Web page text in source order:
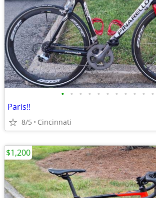
• • • • • • • • • • •
Paris!!
8/5 Cincinnati
$1,200